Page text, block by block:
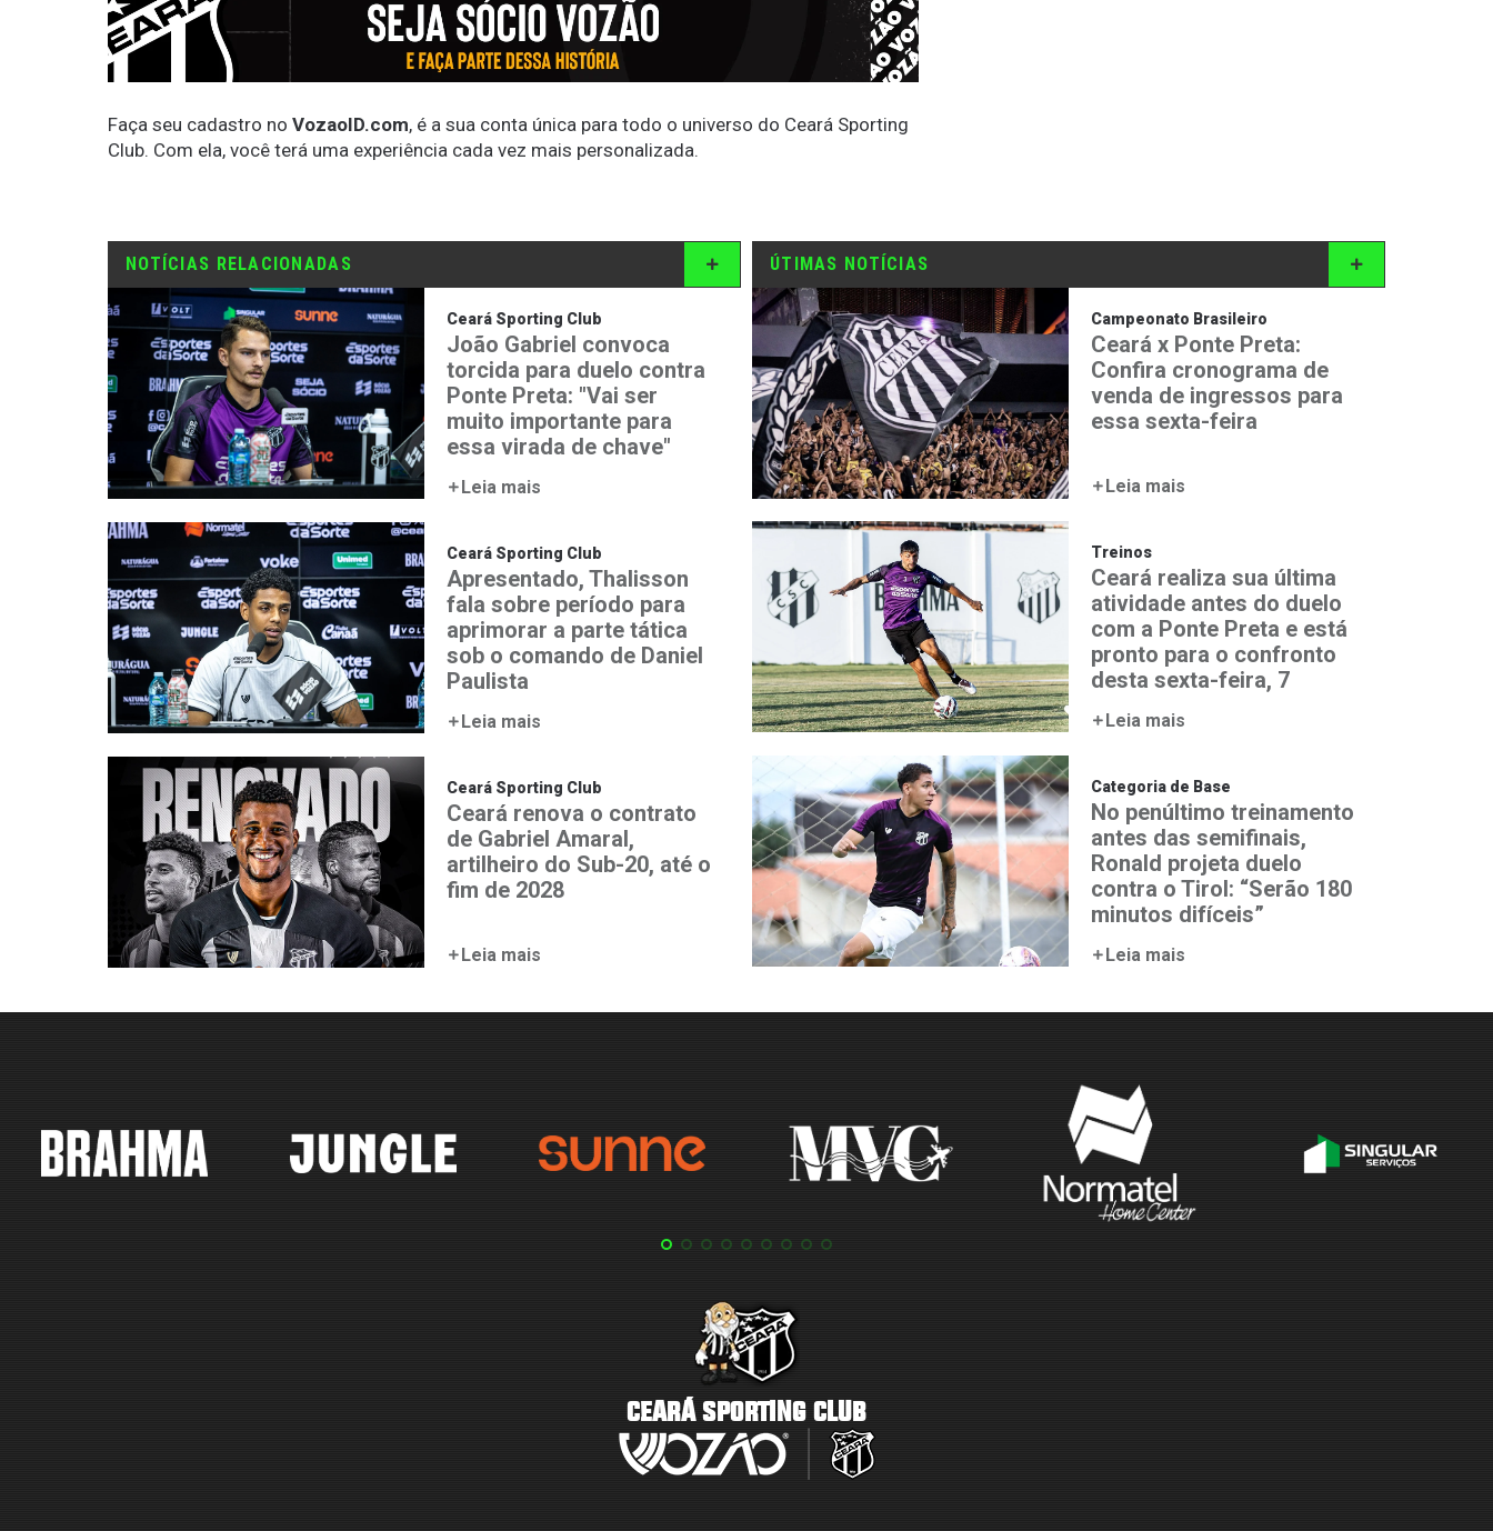
Faça seu cadastro no VozaoID.com, é a sua conta única para todo o universo do Ceará Sporting
Club. Com ela, você terá uma experiência cada vez mais personalizada.
NOTÍCIAS RELACIONADAS
Ceará Sporting Club
João Gabriel convoca
torcida para duelo contra
Ponte Preta: "Vai ser
muito importante para
essa virada de chave"
Leia mais
Ceará Sporting Club
Apresentado, Thalisson
fala sobre período para
aprimorar a parte tática
sob o comando de Daniel
Paulista
Leia mais
Ceará Sporting Club
Ceará renova o contrato
de Gabriel Amaral,
artilheiro do Sub-20, até o
fim de 2028
Leia mais
ÚTIMAS NOTÍCIAS
Campeonato Brasileiro
Ceará x Ponte Preta:
Confira cronograma de
venda de ingressos para
essa sexta-feira
Leia mais
Treinos
Ceará realiza sua última
atividade antes do duelo
com a Ponte Preta e está
pronto para o confronto
desta sexta-feira, 7
Leia mais
Categoria de Base
No penúltimo treinamento
antes das semifinais,
Ronald projeta duelo
contra o Tirol: “Serão 180
minutos difíceis”
Leia mais
CEARÁ SPORTING CLUB